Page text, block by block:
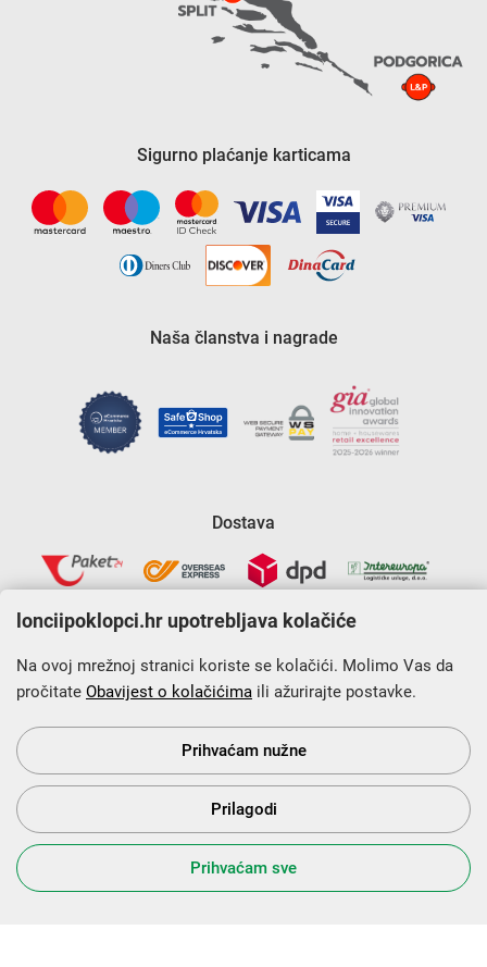
Sigurno plaćanje karticama
Naša članstva i nagrade
Dostava
Krajnji primatelj financijskog instrumenta sufinanciranog iz
Europskog fonda za regionalni razvoj u sklopu Operativnog
programa „Konkurentnost i kohezija”.
s Vama od 2014. godine!
lonciipoklopci.hr upotrebljava kolačiće
Na ovoj mrežnoj stranici koriste se kolačići. Molimo Vas da
pročitate Obavijest o kolačićima ili ažurirajte postavke.
Prihvaćam nužne
Prilagodi
Prihvaćam sve